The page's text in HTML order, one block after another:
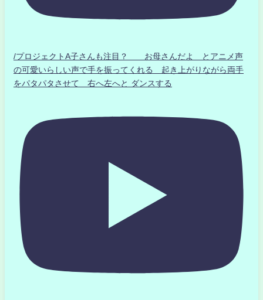
/プロジェクトA子さんも注目？ お母さんだよ とアニメ声
の可愛いらしい声で手を振ってくれる 起き上がりながら両手
をパタパタさせて 右へ左へと ダンスする